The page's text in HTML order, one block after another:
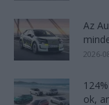
Az
2026-
ok,